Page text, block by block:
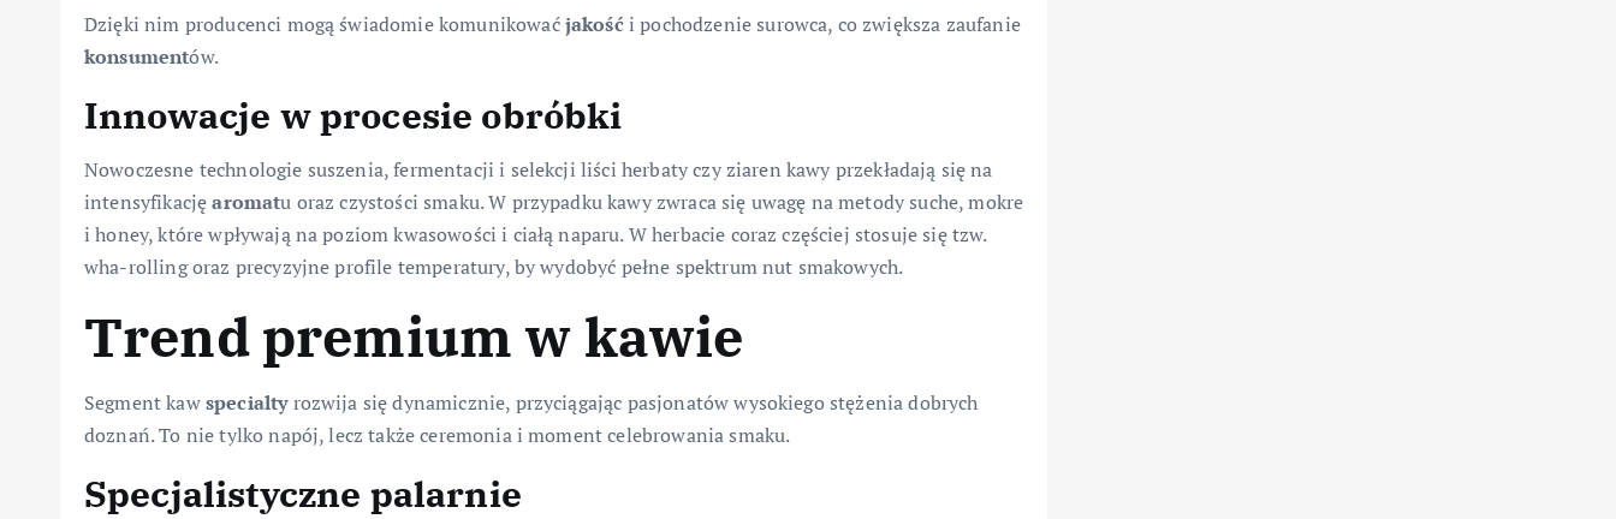
Dzięki nim producenci mogą świadomie komunikowaćjakość i pochodzenie surowca, co zwiększa zaufanie
konsumentów.
Innowacje w procesie obróbki
Nowoczesne technologie suszenia, fermentacji i selekcji liści herbaty czy ziaren kawy przekładają się na
intensyfikacjęaromatu oraz czystości smaku. W przypadku kawy zwraca się uwagę na metody suche, mokre
i honey, które wpływają na poziom kwasowości i ciałą naparu. W herbacie coraz częściej stosuje się tzw.
wha-rolling oraz precyzyjne profile temperatury, by wydobyć pełne spektrum nut smakowych.
Trend premium w kawie
Segment kawspecialtyrozwija się dynamicznie, przyciągając pasjonatów wysokiego stężenia dobrych
doznań. To nie tylko napój, lecz także ceremonia i moment celebrowania smaku.
Specjalistyczne palarnie